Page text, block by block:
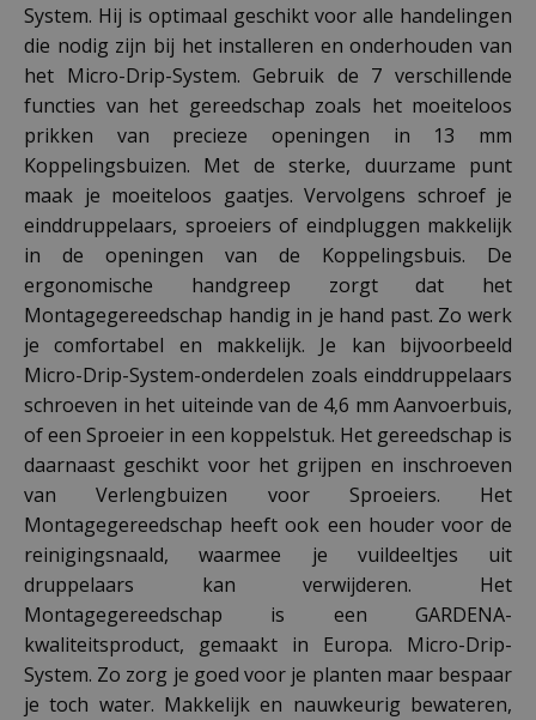
System. Hij is optimaal geschikt voor alle handelingen
die nodig zijn bij het installeren en onderhouden van
het Micro-Drip-System. Gebruik de 7 verschillende
functies van het gereedschap zoals het moeiteloos
prikken van precieze openingen in 13 mm
Koppelingsbuizen. Met de sterke, duurzame punt
maak je moeiteloos gaatjes. Vervolgens schroef je
einddruppelaars, sproeiers of eindpluggen makkelijk
in de openingen van de Koppelingsbuis. De
ergonomische handgreep zorgt dat het
Montagegereedschap handig in je hand past. Zo werk
je comfortabel en makkelijk. Je kan bijvoorbeeld
Micro-Drip-System-onderdelen zoals einddruppelaars
schroeven in het uiteinde van de 4,6 mm Aanvoerbuis,
of een Sproeier in een koppelstuk. Het gereedschap is
daarnaast geschikt voor het grijpen en inschroeven
van Verlengbuizen voor Sproeiers. Het
Montagegereedschap heeft ook een houder voor de
reinigingsnaald, waarmee je vuildeeltjes uit
druppelaars kan verwijderen. Het
Montagegereedschap is een GARDENA-
kwaliteitsproduct, gemaakt in Europa. Micro-Drip-
System. Zo zorg je goed voor je planten maar bespaar
je toch water. Makkelijk en nauwkeurig bewateren,